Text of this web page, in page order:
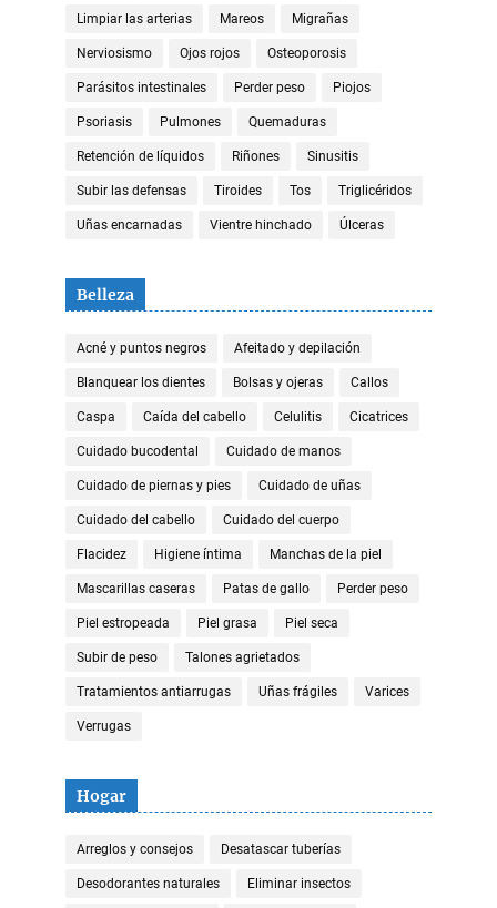
Limpiar las arterias Mareos Migrañas
Nerviosismo Ojos rojos Osteoporosis
Parásitos intestinales Perder peso Piojos
Psoriasis Pulmones Quemaduras
Retención de líquidos Riñones Sinusitis
Subir las defensas Tiroides Tos Triglicéridos
Uñas encarnadas Vientre hinchado Úlceras
Belleza
Acné y puntos negros Afeitado y depilación
Blanquear los dientes Bolsas y ojeras Callos
Caspa Caída del cabello Celulitis Cicatrices
Cuidado bucodental Cuidado de manos
Cuidado de piernas y pies Cuidado de uñas
Cuidado del cabello Cuidado del cuerpo
Flacidez Higiene íntima Manchas de la piel
Mascarillas caseras Patas de gallo Perder peso
Piel estropeada Piel grasa Piel seca
Subir de peso Talones agrietados
Tratamientos antiarrugas Uñas frágiles Varices
Verrugas
Hogar
Arreglos y consejos Desatascar tuberías
Desodorantes naturales Eliminar insectos